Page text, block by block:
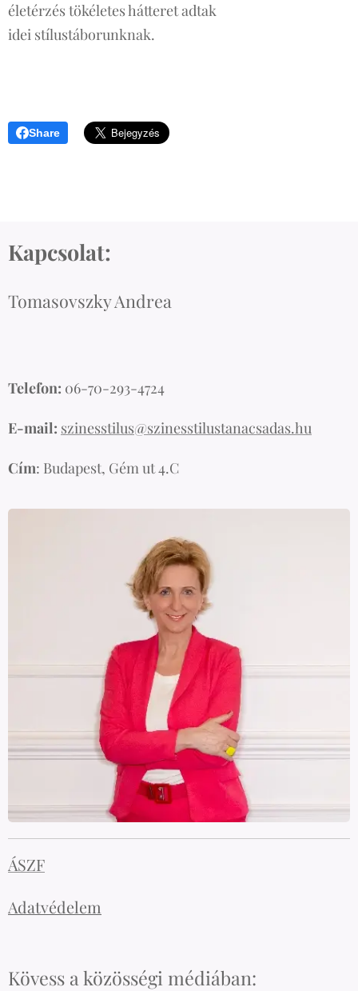
életérzés tökéletes hátteret adtak
idei stílustáborunknak.
Share
Kapcsolat:
Tomasovszky Andrea
Telefon: 06-70-293-4724
E-mail: szinesstilus@szinesstilustanacsadas.hu
Cím: Budapest, Gém ut 4.C
ÁSZF
Adatvédelem
Kövess a közösségi médiában: